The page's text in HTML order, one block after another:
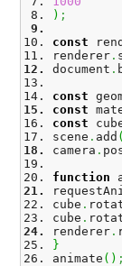
) ;
const
renderer .
document .
const
const
const
scene . add (
camera .
function
cube .
cube .
renderer .
}
animate ( ) ;